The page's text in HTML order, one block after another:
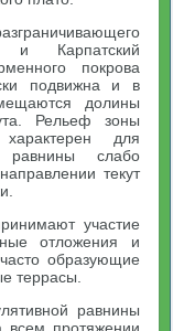
и Карпатский
покрова
подвижна и в
долины
Рельеф зоны
для
равнины слабо
текут
участие
отложения и
образующие
террасы.
равнины